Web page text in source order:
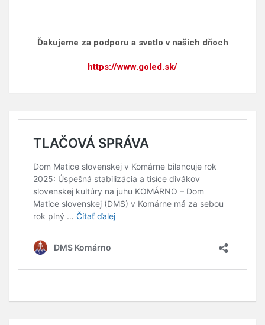
Ďakujeme za podporu a svetlo v našich dňoch
https://www.goled.sk/